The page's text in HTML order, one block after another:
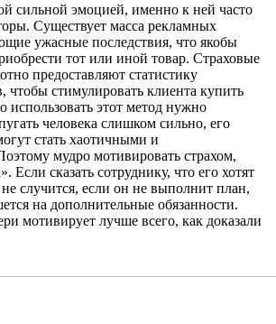
сильной эмоцией, именно к ней часто
Существует масса рекламных
ужасные последствия, что якобы
тот или иной товар. Страховые
предоставляют статистику
чтобы стимулировать клиента купить
использовать этот метод нужно
человека слишком сильно, его
стать хаотичными и
мудро мотивировать страхом,
Если сказать сотруднику, что его хотят
случится, если он не выполнит план,
на дополнительные обязанности.
мотивирует лучше всего, как доказали